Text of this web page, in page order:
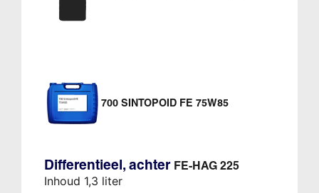
700 SINTOPOID FE 75W85
Differentieel, achter FE-HAG 225
Inhoud 1,3 liter